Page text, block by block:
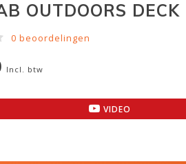
OUTDOORS DECK
0 beoordelingen
Incl. btw
VIDEO